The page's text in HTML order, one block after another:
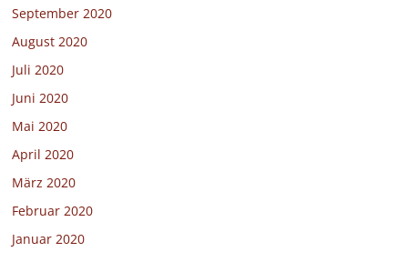
September 2020
August 2020
Juli 2020
Juni 2020
Mai 2020
April 2020
März 2020
Februar 2020
Januar 2020